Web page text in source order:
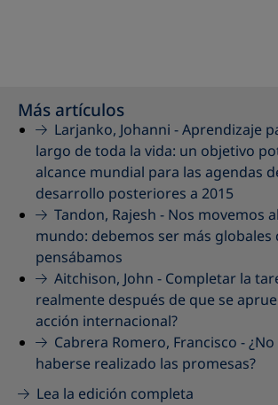
Más artículos
Larjanko, Johanni -Aprendizaje
largo de toda la vida: un objetivo
alcance mundial para las agendas
desarrollo posteriores a 2015
Tandon, Rajesh - Nos movemos
mundo: debemos ser más globales
pensábamos
Aitchison, John - Completar la
realmente después de que se
acción internacional?
Cabrera Romero, Francisco -
haberse realizado las promesas?
Lea la edición completa